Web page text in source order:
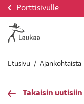
Porttisivulle
Etusivu / Ajankohtaista
Takaisin uutisiin